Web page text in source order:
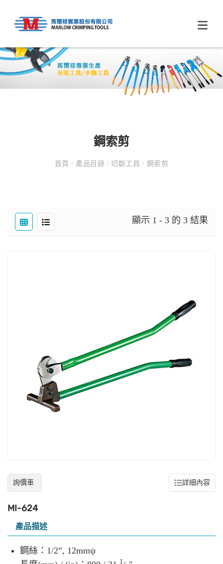
鋼索剪
首頁/ 產品目錄 / 切斷工具 / 鋼索剪
顯示 1 - 3 的 3 結果
詢價車 詳細內容
MI-624
產品描述
鋼絲：1/2”, 12mmψ
1